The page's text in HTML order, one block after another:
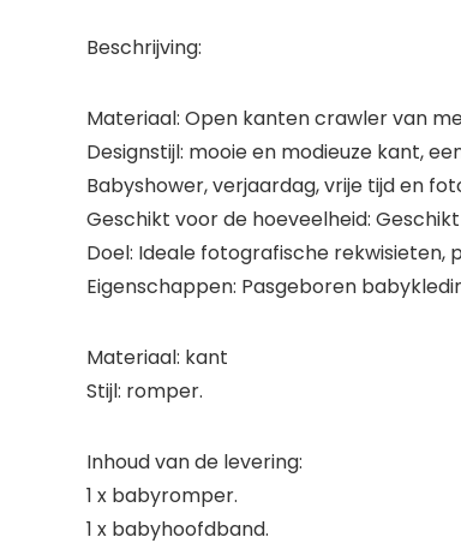
Beschrijving:
Materiaal: Open kanten crawler van
Designstijl: mooie en modieuze kant,
Babyshower, verjaardag, vrije tijd en
Geschikt voor de hoeveelheid:
Doel: Ideale fotografische
Eigenschappen: Pasgeboren
Materiaal: kant
Stijl: romper.
Inhoud van de levering:
1 x babyromper.
1 x babyhoofdband.